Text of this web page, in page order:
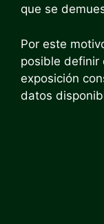
que se
Por este
posible definir
exposición
datos